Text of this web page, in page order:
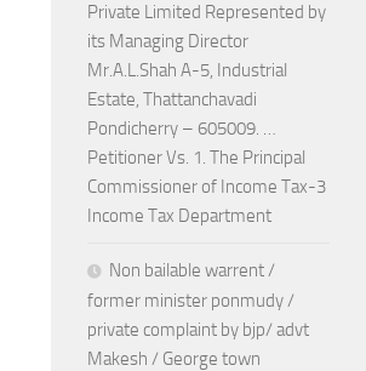
Private Limited Represented by
its Managing Director
Mr.A.L.Shah A-5, Industrial
Estate, Thattanchavadi
Pondicherry – 605009. …
Petitioner Vs. 1. The Principal
Commissioner of Income Tax-3
Income Tax Department
Non bailable warrent /
former minister ponmudy /
private complaint by bjp/ advt
Makesh / George town